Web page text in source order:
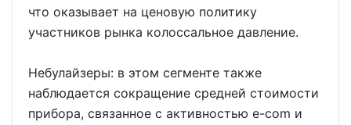
что оказывает на ценовую политику
участников рынка колоссальное давление.
Небулайзеры: в этом сегменте также
наблюдается сокращение средней стоимости
прибора, связанное с активностью e-com и